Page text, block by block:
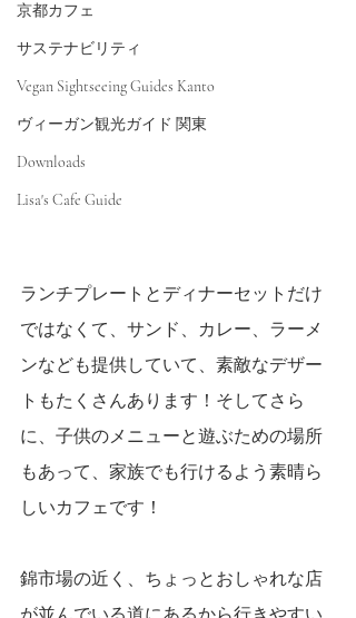
京都カフェ
サステナビリティ
Vegan Sightseeing Guides Kanto
ヴィーガン観光ガイド 関東
Downloads
Lisa's Cafe Guide
ランチプレートとディナーセットだけ
ではなくて、サンド、カレー、ラーメ
ンなども提供していて、素敵なデザー
トもたくさんあります！そしてさら
に、子供のメニューと遊ぶための場所
もあって、家族でも行けるよう素晴ら
しいカフェです！
錦市場の近く、ちょっとおしゃれな店